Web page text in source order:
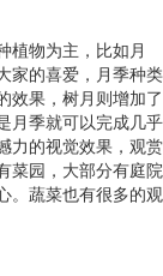
植物为主，比如月
家的喜爱，月季种类
效果，树月则增加了
月季就可以完成几乎
力的视觉效果，观赏
菜园，大部分有庭院
。蔬菜也有很多的观